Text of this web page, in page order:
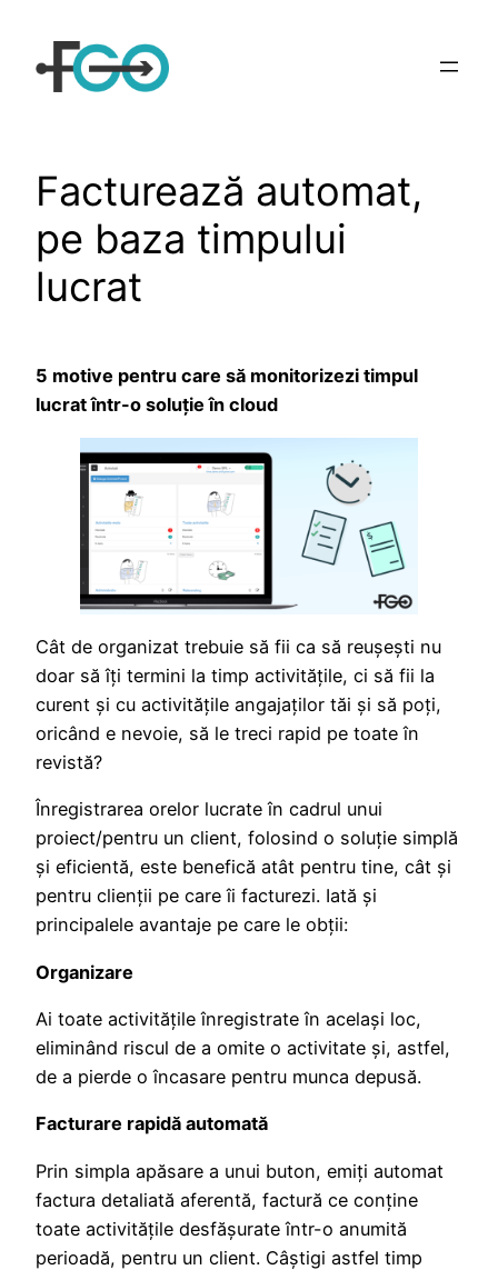
conținut
Facturează automat,
pe baza timpului
lucrat
5 motive pentru care să monitorizezi timpul
lucrat într-o soluție în cloud
Cât de organizat trebuie să fii ca să reușești nu
doar să îți termini la timp activitățile, ci să fii la
curent și cu activitățile angajaților tăi și să poți,
oricând e nevoie, să le treci rapid pe toate în
revistă?
Înregistrarea orelor lucrate în cadrul unui
proiect/pentru un client, folosind o soluție simplă
și eficientă, este benefică atât pentru tine, cât și
pentru clienții pe care îi facturezi. Iată și
principalele avantaje pe care le obţii:
Organizare
Ai toate activitățile înregistrate în același loc,
eliminând riscul de a omite o activitate și, astfel,
de a pierde o încasare pentru munca depusă.
Facturare rapidă automată
Prin simpla apăsare a unui buton, emiţi automat
factura detaliată aferentă, factură ce conține
toate activitățile desfășurate într-o anumită
perioadă, pentru un client. Câștigi astfel timp